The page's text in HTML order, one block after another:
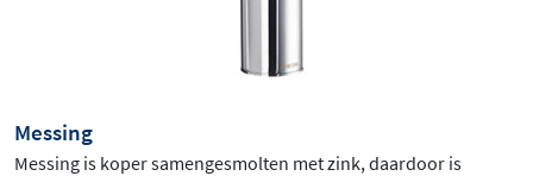
Messing
Messing is koper samengesmolten met zink, daardoor is